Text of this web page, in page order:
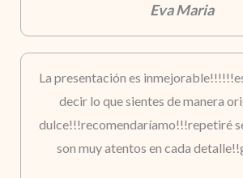
Eva Maria
La presentación es
decir lo que sientes de manera
dulce!!!recomendaríamo!!!repetiré
son muy atentos en cada